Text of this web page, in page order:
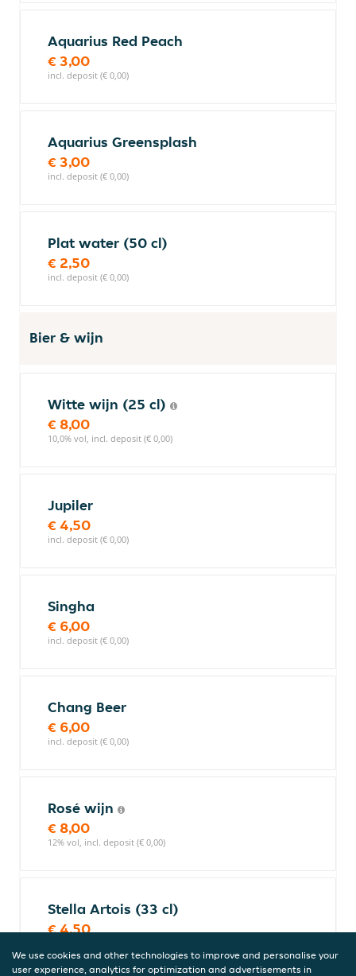
Aquarius Red Peach
€ 3,00
incl. deposit (€ 0,00)
Aquarius Greensplash
€ 3,00
incl. deposit (€ 0,00)
Plat water (50 cl)
€ 2,50
incl. deposit (€ 0,00)
Bier & wijn
Witte wijn (25 cl)
€ 8,00
10,0% vol, incl. deposit (€ 0,00)
Jupiler
€ 4,50
incl. deposit (€ 0,00)
Singha
€ 6,00
incl. deposit (€ 0,00)
Chang Beer
€ 6,00
incl. deposit (€ 0,00)
Rosé wijn
€ 8,00
12% vol, incl. deposit (€ 0,00)
Stella Artois (33 cl)
€ 4,50
We use cookies and other technologies to improve and personalise your
user experience, analytics for optimization and advertisements in